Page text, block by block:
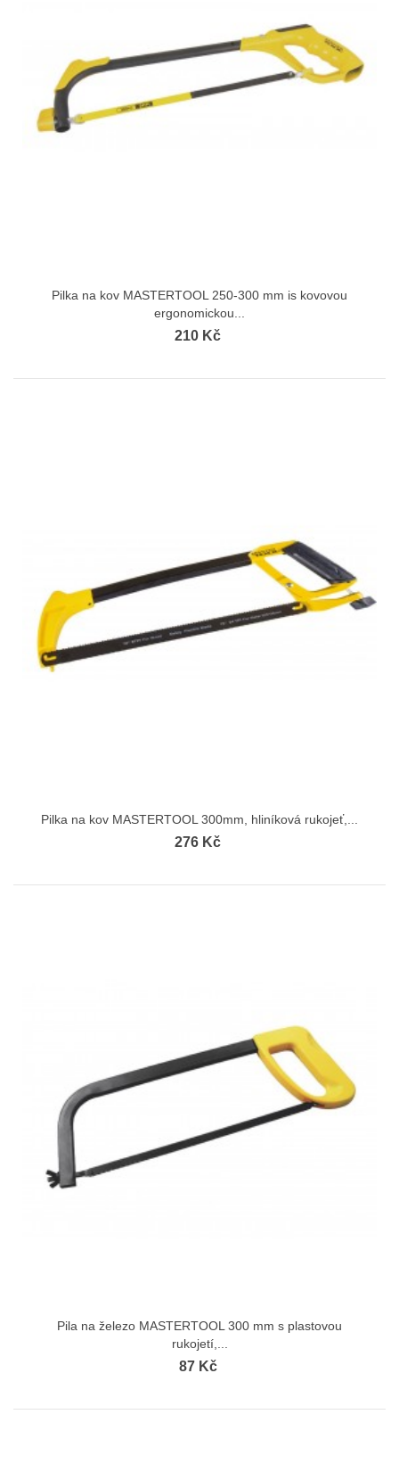
Pilka na kov MASTERTOOL 250-300 mm іs kovovou
ergonomickou...
210 Kč
Pilka na kov MASTERTOOL 300mm, hliníková rukojeť,...
276 Kč
Pila na železo MASTERTOOL 300 mm s plastovou
rukojetí,...
87 Kč